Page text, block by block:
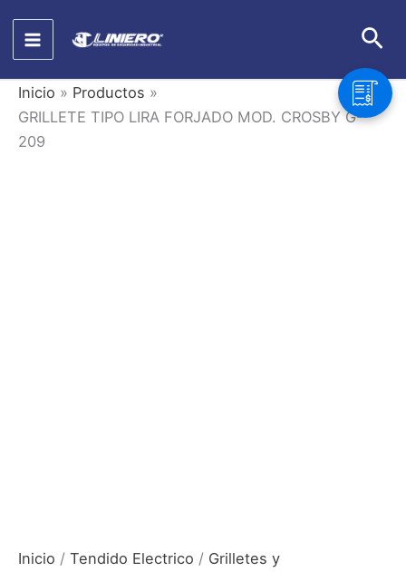
contenido
Inicio
Productos
GRILLETE TIPO LIRA FORJADO MOD. CROSBY G-
209
Inicio / Tendido Electrico / Grilletes y